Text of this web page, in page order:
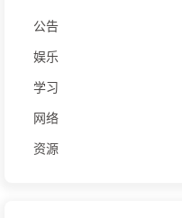
公告
娱乐
学习
网络
资源